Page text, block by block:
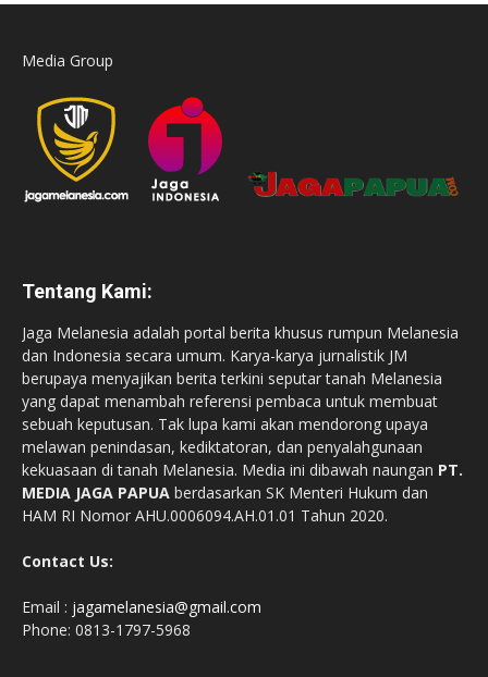
Media Group
Tentang Kami:
Jaga Melanesia adalah portal berita khusus rumpun Melanesia
dan Indonesia secara umum. Karya-karya jurnalistik JM
berupaya menyajikan berita terkini seputar tanah Melanesia
yang dapat menambah referensi pembaca untuk membuat
sebuah keputusan. Tak lupa kami akan mendorong upaya
melawan penindasan, kediktatoran, dan penyalahgunaan
kekuasaan di tanah Melanesia. Media ini dibawah naungan PT.
MEDIA JAGA PAPUA berdasarkan SK Menteri Hukum dan
HAM RI Nomor AHU.0006094.AH.01.01 Tahun 2020.
Contact Us:
Email : jagamelanesia@gmail.com
Phone: 0813-1797-5968